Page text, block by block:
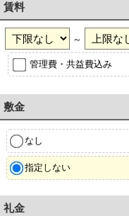
賃料
～
管理費・共益費込み
敷金
なし
指定しない
礼金